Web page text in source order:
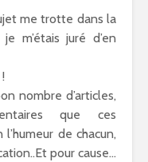
me trotte dans la
m’étais juré d’en
nombre d’articles,
que ces
de chacun,
pour cause…